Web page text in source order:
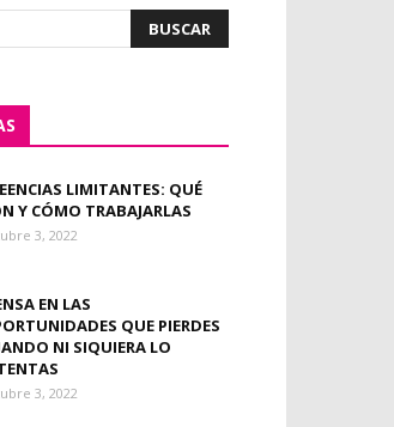
LIMITANTES: QUÉ
Y CÓMO TRABAJARLAS
3, 2022
EN LAS
QUE PIERDES
NI SIQUIERA LO
3, 2022